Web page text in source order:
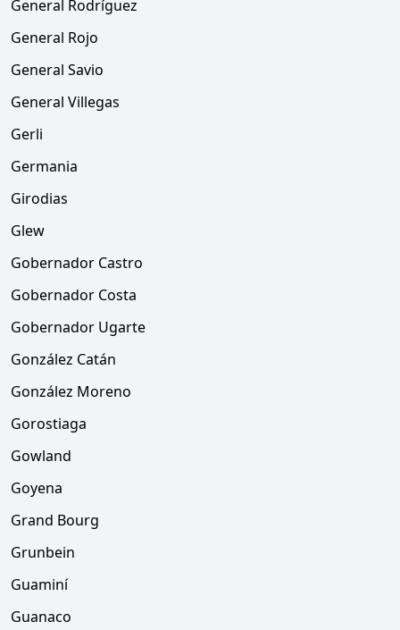
General Rodríguez
General Rojo
General Savio
General Villegas
Gerli
Germania
Girodias
Glew
Gobernador Castro
Gobernador Costa
Gobernador Ugarte
González Catán
González Moreno
Gorostiaga
Gowland
Goyena
Grand Bourg
Grunbein
Guaminí
Guanaco